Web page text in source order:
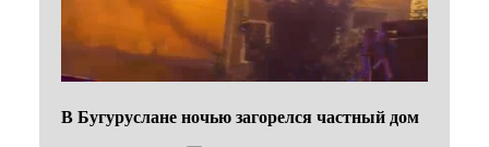
В Бугуруслане ночью загорелся частный дом